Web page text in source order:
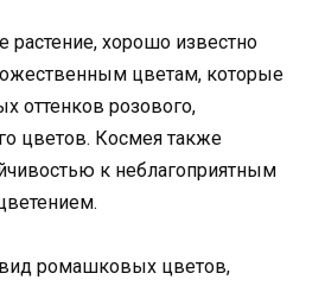
хорошо известно
цветам, которые
оттенков розового,
цветов. Космея также
к неблагоприятным
ромашковых цветов,